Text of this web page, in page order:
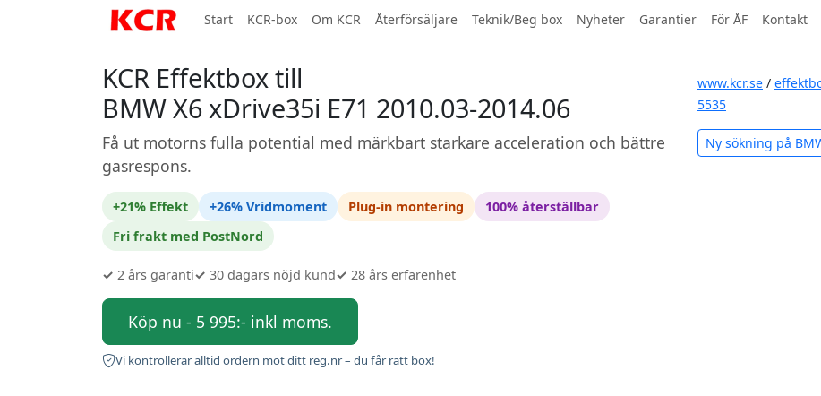
Start KCR-box Om KCR Återförsäljare Teknik/Beg box Nyheter Garantier För ÅF Kontakt
KCR Effektbox till
BMW X6 xDrive35i E71 2010.03-2014.06
Få ut motorns fulla potential med märkbart starkare acceleration och bättre
gasrespons.
+21% Effekt +26% Vridmoment Plug-in montering
100% återställbar
Fri frakt med PostNord
✓ 2 års garanti✓ 30 dagars nöjd kund✓ 28 års erfarenhet
Köp nu - 5 995:- inkl moms.
Vi kontrollerar alltid ordern mot ditt reg.nr – du får rätt box!
www.kcr.se /
5535
Ny sökning på